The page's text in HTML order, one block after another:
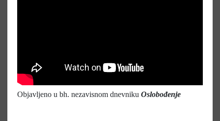
Objavljeno u bh. nezavisnom dnevniku Oslobođenje